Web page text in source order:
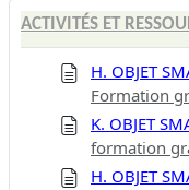
ACTIVITÉS ET
H. OBJET
Formation
K. OBJET
formation
H. OBJET